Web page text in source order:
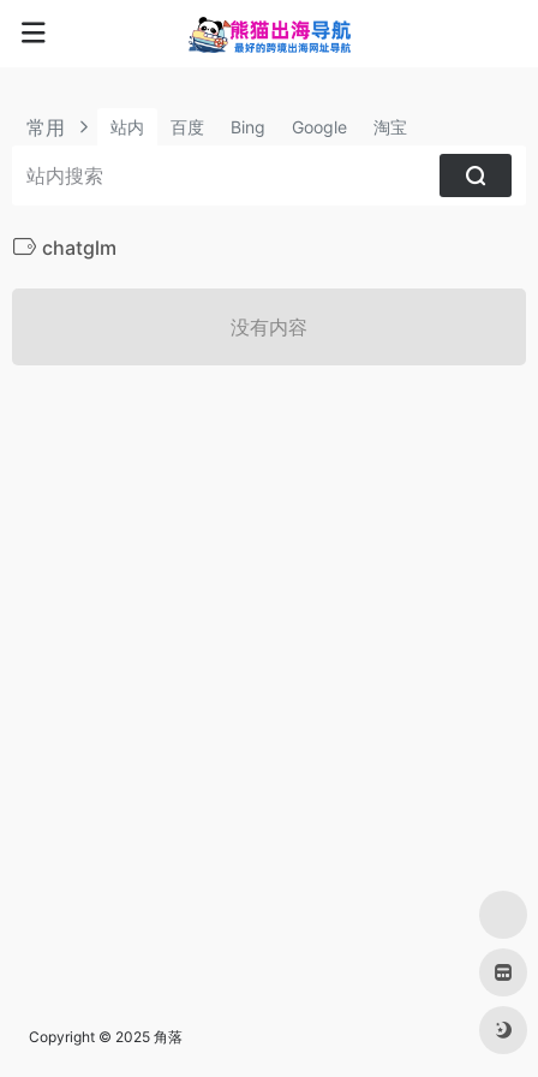
常用 站内 百度 Bing Google 淘宝
chatglm
没有内容
Copyright © 2025 角落